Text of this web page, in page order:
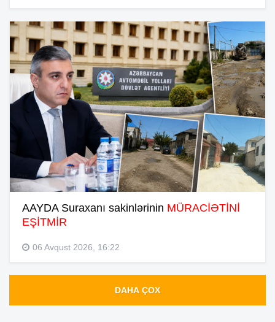
AAYDA Suraxanı sakinlərinin MÜRACİƏTİNİ
EŞİTMİR
06 Avqust 2026, 16:22
DAHA ÇOX